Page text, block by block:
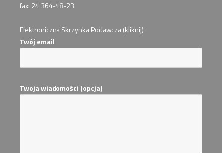
fax: 24 364-48-23
Elektroniczna Skrzynka Podawcza (kliknij)
Twój email
Twoja wiadomości (opcja)